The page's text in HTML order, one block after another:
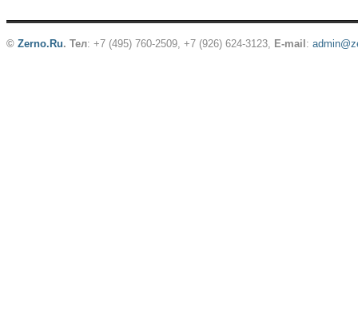
© Zerno.Ru. Тел: +7 (495) 760-2509, +7 (926) 624-3123, E-mail :